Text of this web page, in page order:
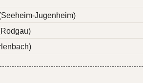
Jugenheim)